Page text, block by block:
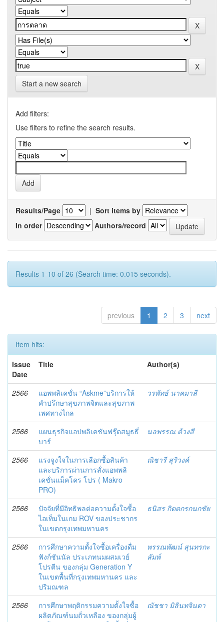
Start a new search
Add filters:
Use filters to refine the search results.
Results/Page | Sort items by
In order
Authors/record
Results 1-10 of 26 (Search time: 0.015 seconds).
previous 1 2 3 next
Item hits:
Issue
Date
Title Author(s)
2566
แอพพลิเคชั่น “Askme”บริการให้
คำปรึกษาสุขภาพจิตและสุขภาพ
เพศทางไกล
วรพัทธ์ นาคมาลี
2566
แผนธุรกิจแอปพลิเคชันฟรุ๊ตสมูธธี่
บาร์
นลพรรณ ด้วงสี
2566
แรงจูงใจในการเลือกซื้อสินค้า
และบริการผ่านการสั่งแอพพลิ
เคชั่นแม็คโคร โปร ( Makro
PRO)
ณิชารี สุริวงค์
2566
ปัจจัยที่มีอิทธิพลต่อความตั้งใจซื้อ
ไอเท็มในเกม ROV ของประชากร
ในเขตกรุงเทพมหานคร
ธนิสร กิตตกรกนกชัย
2566
การศึกษาความตั้งใจซื้อเครื่องดื่ม
ฟังก์ชันนัล ประเภทนมผสมเวย์
โปรตีน ของกลุ่ม Generation Y
ในเขตพื้นที่กรุงเทพมหานคร และ
ปริมณฑล
พรรณพัฒน์ สุนทรกะ
ลัมพ์
2566
การศึกษาพฤติกรรมความตั้งใจซื้อ
ผลิตภัณฑ์นมถั่วเหลือง ของกลุ่มผู้
ณัชชา มิลินทจินดา